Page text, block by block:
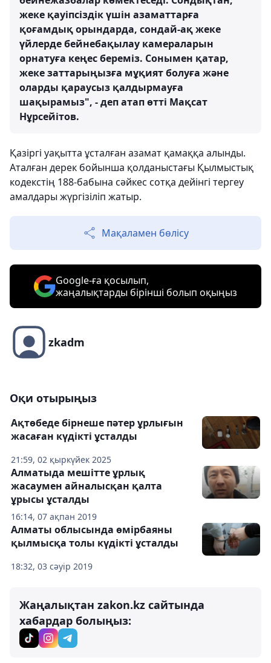
жеке қауіпсіздік үшін азаматтарға
қоғамдық орындарда, сондай-ақ жеке
үйлерде бейнебақылау камераларын
орнатуға кеңес береміз. Сонымен қатар,
жеке заттарыңызға мұқият болуға және
оларды қараусыз қалдырмауға
шақырамыз", - деп атап өтті Мақсат
Нұрсейітов.
Қазіргі уақытта ұсталған азамат қамаққа алынды.
Аталған дерек бойынша қолданыстағы Қылмыстық
кодекстің 188-бабына сәйкес сотқа дейінгі тергеу
амалдары жүргізіліп жатыр.
Мақаламен бөлісу
Google-ға қосылып,
жаңалықтарды бірінші болып оқыңыз
zkadm
Оқи отырыңыз
21:59, 02 қыркүйек 2025
Ақтөбеде бірнеше пәтер ұрлығын
жасаған күдікті ұсталды
16:14, 07 ақпан 2019
Алматыда мешітте ұрлық
жасаумен айналысқан қалта
ұрысы ұсталды
18:32, 03 сәуір 2019
Алматы облысында өмірбаяны
қылмысқа толы күдікті ұсталды
Жаңалықтан zakon.kz сайтында
хабардар болыңыз: